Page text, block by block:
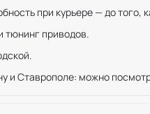
при курьере — до того,
тюнинг приводов.
и Ставрополе: можно